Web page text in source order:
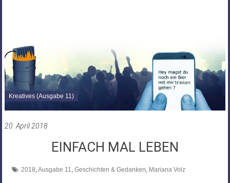
Kreatives (Ausgabe 11)
20. April 2018
EINFACH MAL LEBEN
2018 Ausgabe 11 Geschichten & Gedanken Mariana Volz